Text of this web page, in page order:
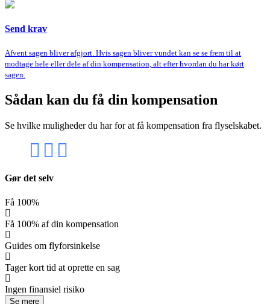
Send krav
Afvent sagen bliver afgjort. Hvis sagen bliver vundet kan se se frem til at
modtage hele eller dele af din kompensation, alt efter hvordan du har kørt
sagen.
Sådan kan du få din kompensation
Se hvilke muligheder du har for at få kompensation fra flyselskabet.
Gør det selv
Få 100%
Få 100% af din kompensation
Guides om flyforsinkelse
Tager kort tid at oprette en sag
Ingen finansiel risiko
Se mere